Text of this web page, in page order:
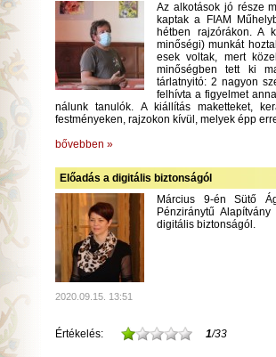
Az alkotások jó része
kaptak a FIAM
hétben rajzórákon. A
minőségi) munkát
esek voltak, mert
minőségben tett ki
tárlatnyitó: 2 nagyon
felhívta a figyelmet
nálunk tanulók. A kiállítás maketteket,
festményeken, rajzokon kívül, melyek épp
bővebben »
Előadás a digitális biztonságól
Március 9-én Sütő
Pénziránytű
digitális biztonságól.
2020.09.15. 13:51
Értékelés: 1/33